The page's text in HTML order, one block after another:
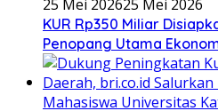
25 Mei 202625 Mei 2026
KUR Rp350 Miliar
Penopang Utama